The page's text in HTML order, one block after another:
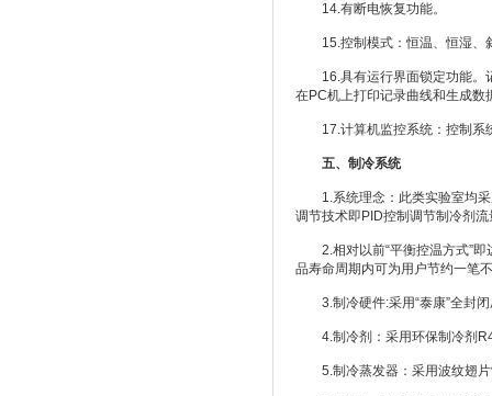
14.有断电恢复功能。
15.控制模式：恒温、恒湿、
16.具有运行界面锁定功能。记
在PC机上打印记录曲线和生成数
17.计算机监控系统：控制系统
五、 制冷系统
1.系统理念：此类实验室均采
调节技术即PID控制调节制冷剂
2.相对以前“平衡控温方式”即
品寿命周期内可为用户节约一笔
3.制冷硬件:采用“泰康”全封闭
4.制冷剂：采用环保制冷剂
5.制冷蒸发器：采用波纹翅片